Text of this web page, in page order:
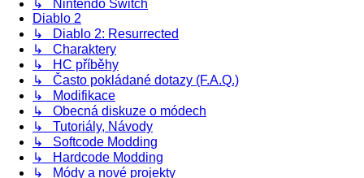
↳ Nintendo Switch
Diablo 2
↳ Diablo 2: Resurrected
↳ Charaktery
↳ HC příběhy
↳ Často pokládané dotazy (F.A.Q.)
↳ Modifikace
↳ Obecná diskuze o módech
↳ Tutoriály, Návody
↳ Softcode Modding
↳ Hardcode Modding
↳ Módy a nové projekty